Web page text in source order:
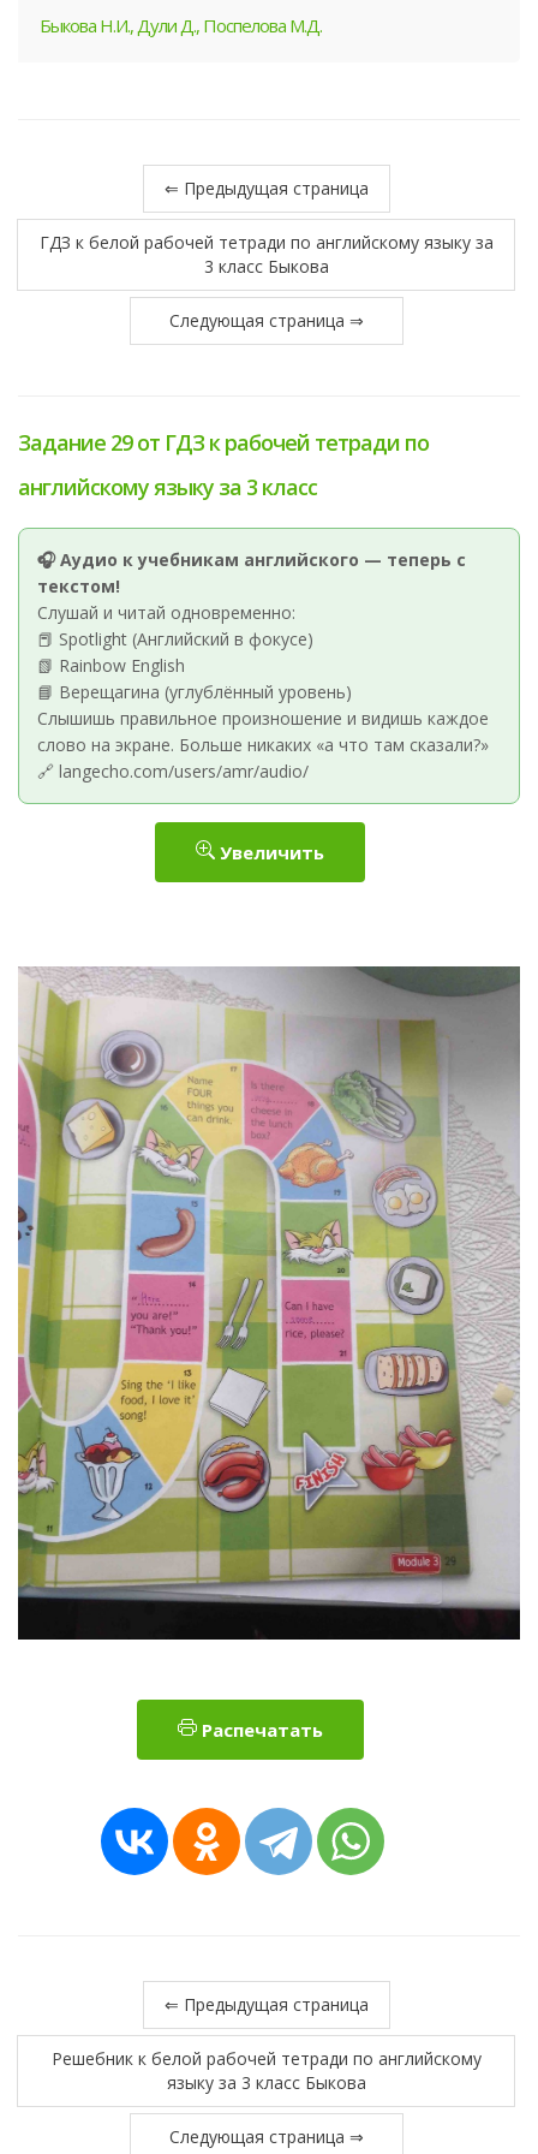
Быкова Н.И., Дули Д., Поспелова М.Д.
⇐ Предыдущая страница
ГДЗ к белой рабочей тетради по английскому языку за
3 класс Быкова
Следующая страница ⇒
Задание 29 от ГДЗ к рабочей тетради по
английскому языку за 3 класс
🎧 Аудио к учебникам английского — теперь с
текстом!
Слушай и читай одновременно:
📕 Spotlight (Английский в фокусе)
📗 Rainbow English
📘 Верещагина (углублённый уровень)
Слышишь правильное произношение и видишь каждое
слово на экране. Больше никаких «а что там сказали?»
🔗 langecho.com/users/amr/audio/
Увеличить
Распечатать
⇐ Предыдущая страница
Решебник к белой рабочей тетради по английскому
языку за 3 класс Быкова
Следующая страница ⇒